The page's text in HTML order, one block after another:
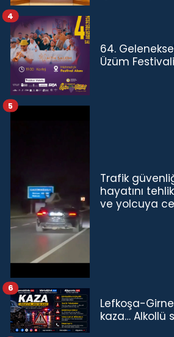
64.
Üzüm
4
Trafik
hayatını
ve yolcuya
5
Lefkoşa-
kaza… Alkollü
6